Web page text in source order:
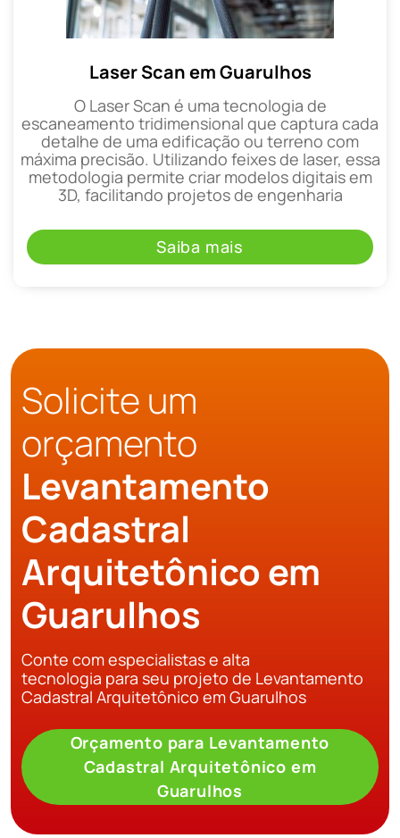
Laser Scan em Guarulhos
O Laser Scan é uma tecnologia de
escaneamento tridimensional que captura cada
detalhe de uma edificação ou terreno com
máxima precisão. Utilizando feixes de laser, essa
metodologia permite criar modelos digitais em
3D, facilitando projetos de engenharia
Saiba mais
Solicite um
orçamento
Levantamento
Cadastral
Arquitetônico em
Guarulhos
Conte com especialistas e alta
tecnologia para seu projeto de Levantamento
Cadastral Arquitetônico em Guarulhos
Orçamento para Levantamento
Cadastral Arquitetônico em
Guarulhos